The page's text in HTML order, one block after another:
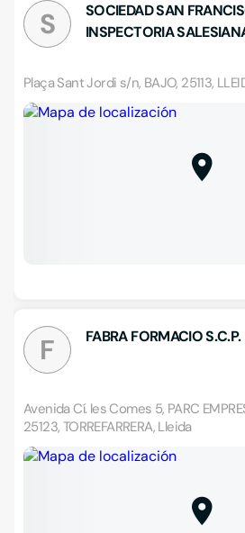
S
SOCIEDAD SAN
INSPECTORIA
Plaça Sant Jordi s/n, BAJO, 25113,
F FABRA FORMACIO S.C.P.
Avenida Cí. les Comes 5, PARC
25123, TORREFARRERA, Lleida